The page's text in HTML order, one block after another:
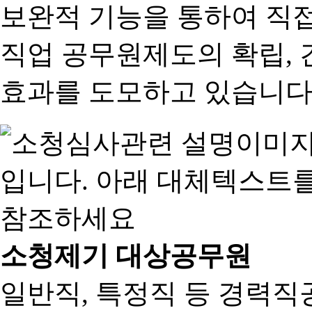
보완적 기능을 통하여 직
직업 공무원제도의 확립,
효과를 도모하고 있습니
소청제기 대상공무원
일반직, 특정직 등 경력